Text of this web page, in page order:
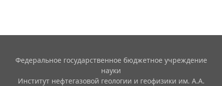
Федеральное государственное бюджетное учреждение
науки
Институт нефтегазовой геологии и геофизики им. А.А.